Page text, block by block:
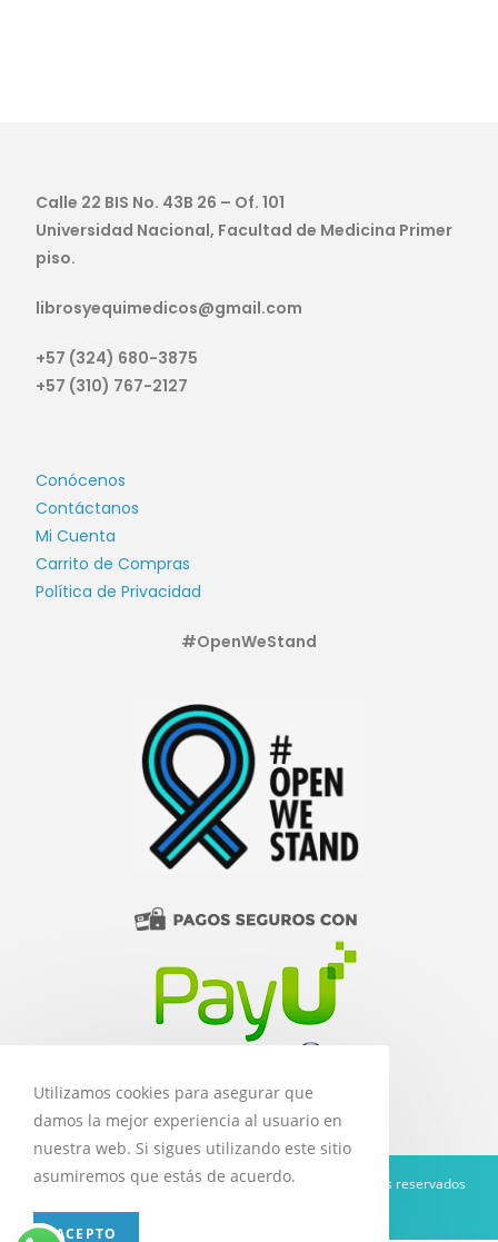
Calle 22 BIS No. 43B 26 – Of. 101
Universidad Nacional, Facultad de Medicina Primer
piso.
librosyequimedicos@gmail.com
+57 (324) 680-3875
+57 (310) 767-2127
Conócenos
Contáctanos
Mi Cuenta
Carrito de Compras
Política de Privacidad
#OpenWeStand
Copyright 2020 Libros y Equimédicos - Todos los derechos reservados
Utilizamos cookies para asegurar que
damos la mejor experiencia al usuario en
nuestra web. Si sigues utilizando este sitio
asumiremos que estás de acuerdo.
ACEPTO